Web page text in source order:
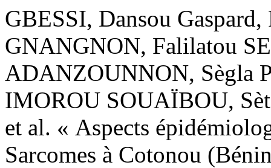
GBESSI, Dansou
GNANGNON, Falilatou
ADANZOUNNON, Sègla
IMOROU SOUAÏBOU,
et al. « Aspects
Sarcomes à Cotonou